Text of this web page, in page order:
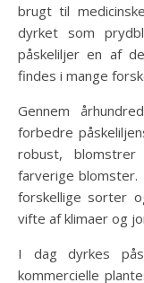
brugt til
dyrket som
påskeliljer en af
findes i mange
Gennem
forbedre
robust,
farverige blomster.
forskellige sorter
vifte af klimaer og
I dag dyrkes
kommercielle